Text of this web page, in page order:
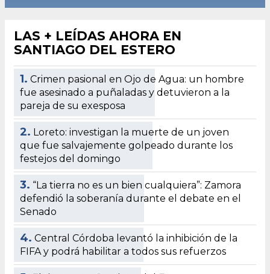
LAS + LEÍDAS AHORA EN
SANTIAGO DEL ESTERO
1. Crimen pasional en Ojo de Agua: un hombre
fue asesinado a puñaladas y detuvieron a la
pareja de su exesposa
2. Loreto: investigan la muerte de un joven
que fue salvajemente golpeado durante los
festejos del domingo
3. “La tierra no es un bien cualquiera”: Zamora
defendió la soberanía durante el debate en el
Senado
4. Central Córdoba levantó la inhibición de la
FIFA y podrá habilitar a todos sus refuerzos